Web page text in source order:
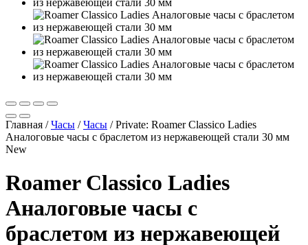
Главная /Часы /Часы /Private: Roamer Classico Ladies
Аналоговые часы с браслетом из нержавеющей стали 30 мм
New
Roamer Classico Ladies
Аналоговые часы с
браслетом из нержавеющей